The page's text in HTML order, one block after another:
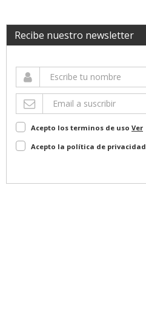
Recibe nuestro newsletter
Acepto los terminos de uso Ver
Acepto la política de privacidad